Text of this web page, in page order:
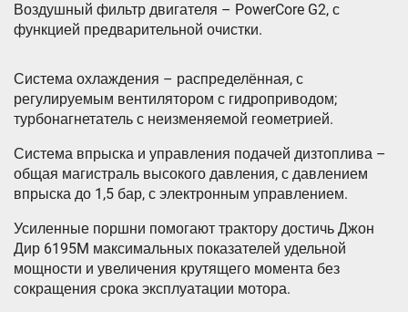
Воздушный фильтр двигателя – PowerCore G2, с
функцией предварительной очистки.
Система охлаждения – распределённая, с
регулируемым вентилятором с гидроприводом;
турбонагнетатель с неизменяемой геометрией.
Система впрыска и управления подачей дизтоплива –
общая магистраль высокого давления, с давлением
впрыска до 1,5 бар, с электронным управлением.
Усиленные поршни помогают трактору достичь Джон
Дир 6195M максимальных показателей удельной
мощности и увеличения крутящего момента без
сокращения срока эксплуатации мотора.